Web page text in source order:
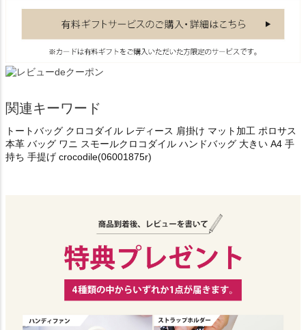
関連キーワード
トートバッグ クロコダイル レディース 肩掛け マット加工 ポロサス
本革 バッグ ワニ スモールクロコダイル ハンドバッグ 大きい A4 手
持ち 手提げ crocodile(06001875r)